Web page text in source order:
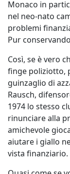
Monaco in
nel neo-nato
problemi
Pur
Così, se è vero
finge poliziotto,
guinzaglio di
Rausch,
1974 lo stesso
rinunciare alla
amichevole
aiutare i giallo
vista finanziario.